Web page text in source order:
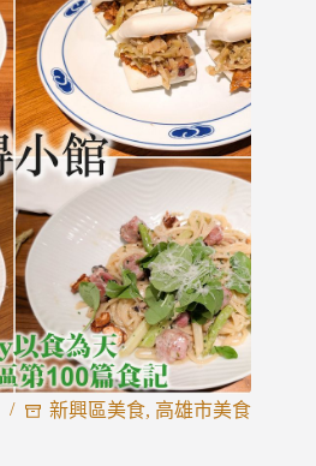
—
漢
來
新
品
牌
粵
餐
廳
新興區美食, 高雄市美食